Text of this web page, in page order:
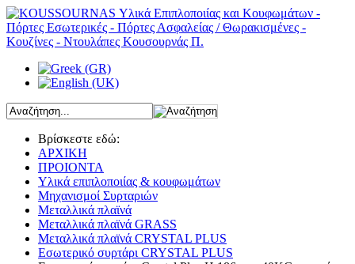
Βρίσκεστε εδώ:
ΑΡΧΙΚΗ
ΠΡΟΙΟΝΤΑ
Υλικά επιπλοποιίας & κουφωμάτων
Μηχανισμοί Συρταριών
Μεταλλικά πλαϊνά
Μεταλλικά πλαϊνά GRASS
Μεταλλικά πλαϊνά CRYSTAL PLUS
Εσωτερικό συρτάρι CRYSTAL PLUS